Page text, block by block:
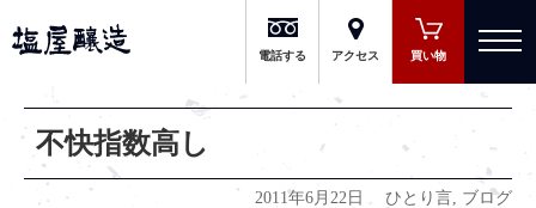
有限会社 塩屋醸造
電話する アクセス 買い物
不快指数高し
2011年6月22日 ひとり言, ブログ